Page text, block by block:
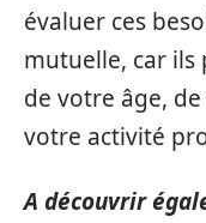
évaluer ces
mutuelle, car
de votre âge,
votre activité
A découvrir